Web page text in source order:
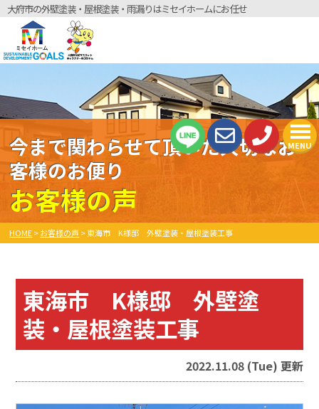
大府市の外壁塗装・屋根塗装・雨漏りはミセイホームにお任せ
MENU
今まで関わらせて頂いた大切なお
客様のお便り
お客様の声
HOME>お客様の声 >東海市 K様邸 外壁塗装・屋根塗装工事
東海市 K様邸 外壁塗
装・屋根塗装工事
2022.11.08 (Tue) 更新